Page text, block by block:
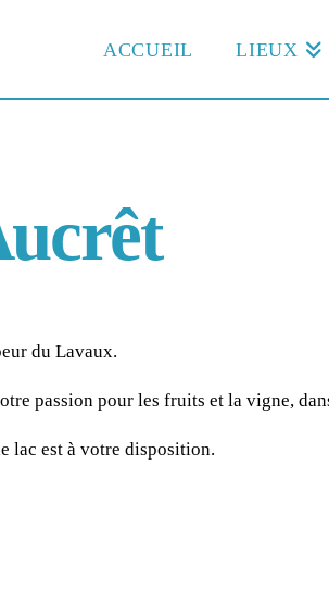
ACCUEIL LIEUX
du Lavaux.
passion pour les fruits et la vigne,
lac est à votre disposition.